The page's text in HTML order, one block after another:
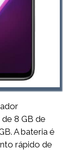
8 GB de
A bateria é
rápido de